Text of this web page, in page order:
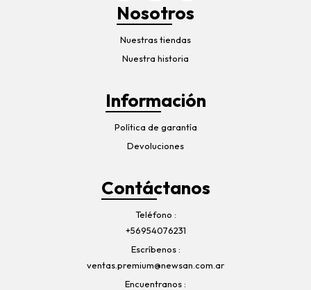
Nosotros
Nuestras tiendas
Nuestra historia
Información
Política de garantía
Devoluciones
Contáctanos
Teléfono
+56954076231
Escríbenos
ventas.premium@newsan.com.ar
Encuentranos